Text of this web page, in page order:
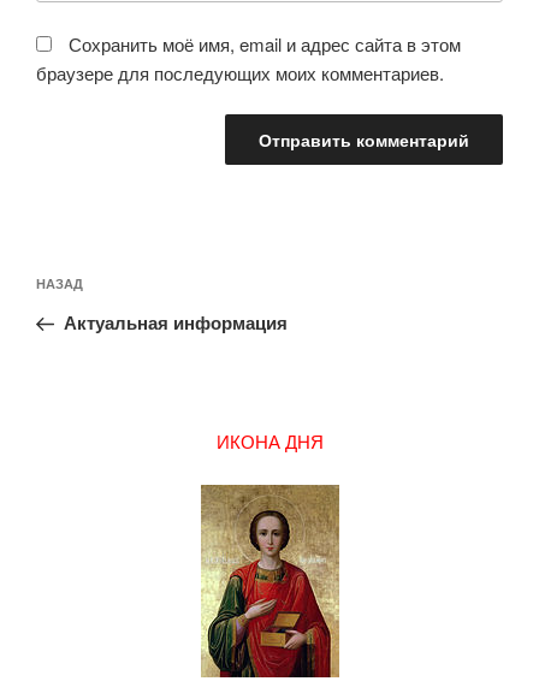
Сохранить моё имя, email и адрес сайта в этом
браузере для последующих моих комментариев.
по
записям
Предыдущая
запись:
НАЗАД
Актуальная информация
ИКОНА ДНЯ